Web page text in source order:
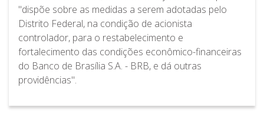
"dispõe sobre as medidas a serem adotadas pelo
Distrito Federal, na condição de acionista
controlador, para o restabelecimento e
fortalecimento das condições econômico-financeiras
do Banco de Brasília S.A. - BRB, e dá outras
providências".